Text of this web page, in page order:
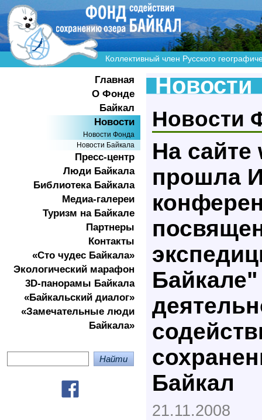
Коллективный член Русского
Главная
О Фонде
Байкал
Новости
Новости Фонда
Новости Байкала
Пресс-центр
Люди Байкала
Библиотека Байкала
Медиа-галереи
Туризм на Байкале
Партнеры
Контакты
«Сто чудес Байкала»
Экологичеcкий марафон
3D-панорамы Байкала
«Байкальский диалог»
«Замечательные люди
Байкала»
Новости
Новости
На сайте
прошла
Байкал
21.11.2008